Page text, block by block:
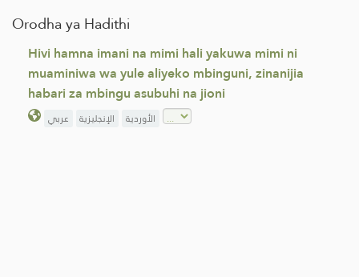
Orodha ya Hadithi
Hivi hamna imani na mimi hali yakuwa mimi ni
muaminiwa wa yule aliyeko mbinguni, zinanijia
habari za mbingu asubuhi na jioni
عربي الإنجليزية الأوردية